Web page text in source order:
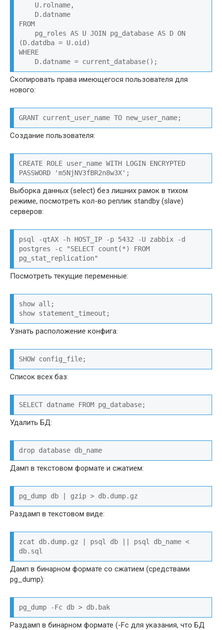
FROM
(D.datdba = U.oid)
WHERE
    D.datname = current_database();
Скопировать права имеющегося пользователя для
нового:
GRANT current_user_name TO new_user_name;
Создание пользователя:
CREATE ROLE user_name WITH LOGIN ENCRYPTED
PASSWORD 'm5NjNV3fBR2n8w3X';
Выборка данных (select) без лишних рамок в тихом
режиме, посмотреть кол-во реплик standby (slave)
серверов:
psql -qtAX -h HOST_IP -p 5432 -U zabbix -d
postgres -c "SELECT count(*) FROM
pg_stat_replication"
Посмотреть текущие переменные:
show all;
show statement_timeout;
Узнать расположение конфига:
SHOW config_file;
Список всех баз:
SELECT datname FROM pg_database;
Удалить БД:
drop database db_name
Дамп в текстовом формате и сжатием:
pg_dump db | gzip > db.dump.gz
Раздамп в текстовом виде:
zcat db.dump.gz | psql db || psql db_name <
db.sql
Дамп в бинарном формате со сжатием (средствами
pg_dump):
pg_dump -Fc db > db.bak
Раздамп в бинарном формате (-Fc для указания, что БД